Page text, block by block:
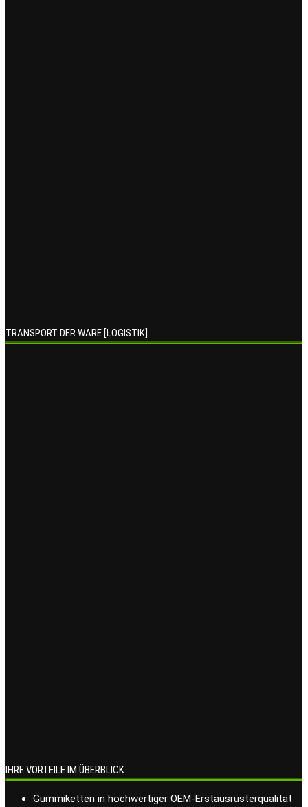
TRANSPORT DER WARE [LOGISTIK]
IHRE VORTEILE IM ÜBERBLICK
Gummiketten in hochwertiger OEM-Erstausrüsterqualität